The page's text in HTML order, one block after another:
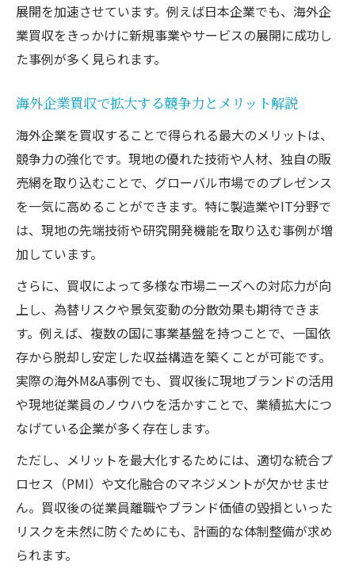
展開を加速させています。例えば日本企業でも、海外企
業買収をきっかけに新規事業やサービスの展開に成功し
た事例が多く見られます。
海外企業買収で拡大する競争力とメリット解説
海外企業を買収することで得られる最大のメリットは、
競争力の強化です。現地の優れた技術や人材、独自の販
売網を取り込むことで、グローバル市場でのプレゼンス
を一気に高めることができます。特に製造業やIT分野で
は、現地の先端技術や研究開発機能を取り込む事例が増
加しています。
さらに、買収によって多様な市場ニーズへの対応力が向
上し、為替リスクや景気変動の分散効果も期待できま
す。例えば、複数の国に事業基盤を持つことで、一国依
存から脱却し安定した収益構造を築くことが可能です。
実際の海外M&A事例でも、買収後に現地ブランドの活用
や現地従業員のノウハウを活かすことで、業績拡大につ
なげている企業が多く存在します。
ただし、メリットを最大化するためには、適切な統合プ
ロセス（PMI）や文化融合のマネジメントが欠かせませ
ん。買収後の従業員離職やブランド価値の毀損といった
リスクを未然に防ぐためにも、計画的な体制整備が求め
られます。